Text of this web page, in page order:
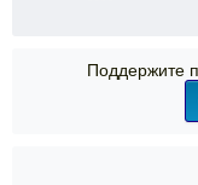
Поддержите